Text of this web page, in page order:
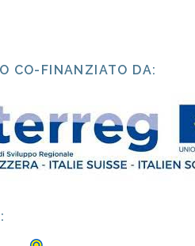
CO-FINANZIATO DA: